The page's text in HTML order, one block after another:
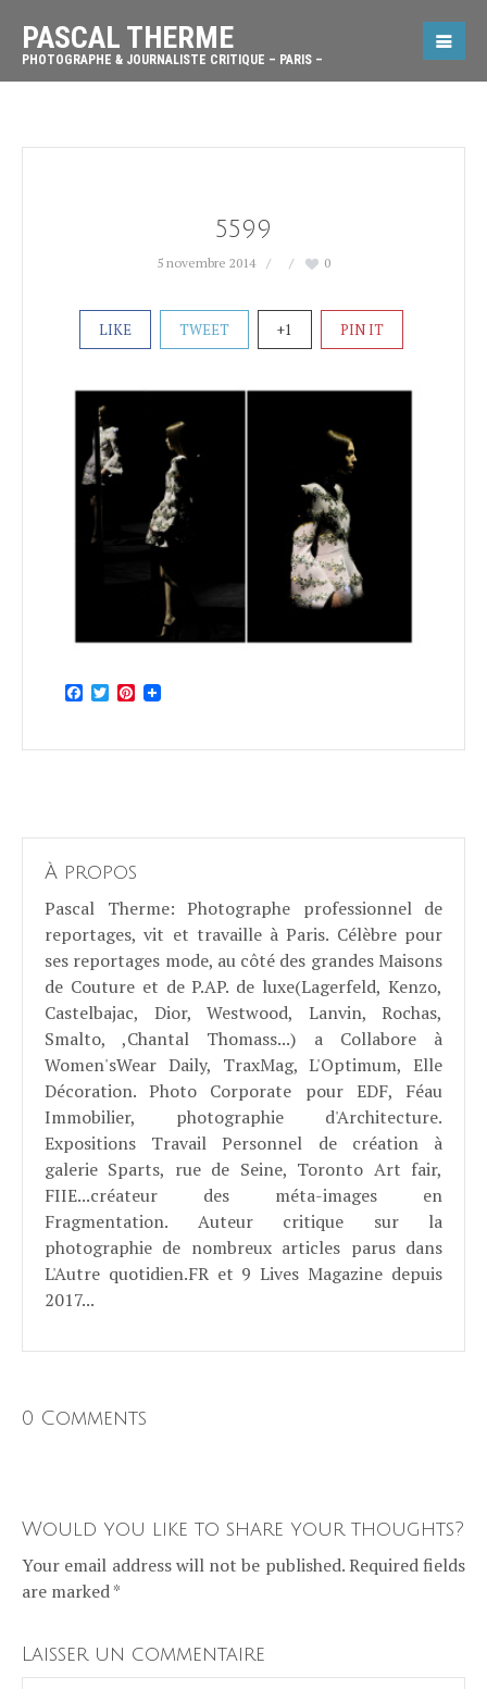
PASCAL THERME
PHOTOGRAPHE & JOURNALISTE CRITIQUE – PARIS –
5599
5 novembre 2014 0
LIKE TWEET +1 PIN IT
Facebook
TwitterPinterest
À propos
Pascal Therme: Photographe professionnel de
reportages, vit et travaille à Paris. Célèbre pour
ses reportages mode, au côté des grandes Maisons
de Couture et de P.AP. de luxe(Lagerfeld, Kenzo,
Castelbajac, Dior, Westwood, Lanvin, Rochas,
Smalto, ,Chantal Thomass...) a Collabore à
Women'sWear Daily, TraxMag, L'Optimum, Elle
Décoration. Photo Corporate pour EDF, Féau
Immobilier, photographie d'Architecture.
Expositions Travail Personnel de création à
galerie Sparts, rue de Seine, Toronto Art fair,
FIIE...créateur des méta-images en
Fragmentation. Auteur critique sur la
photographie de nombreux articles parus dans
L'Autre quotidien.FR et 9 Lives Magazine depuis
2017...
0 Comments
Would you like to share your thoughts?
Your email address will not be published. Required fields
are marked *
Laisser un commentaire